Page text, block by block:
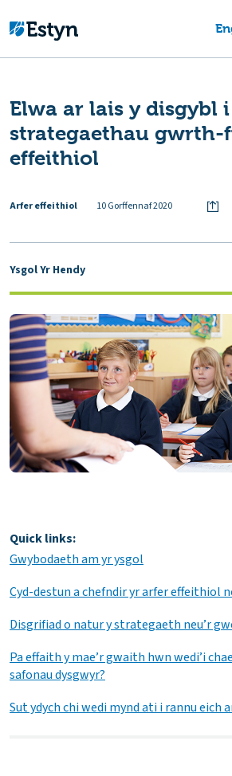
Elwa ar lais y disgybl
strategaethau
effeithiol
Arfer effeithiol 10 Gorffennaf 2020
Ysgol Yr Hendy
Quick links:
Gwybodaeth am yr ysgol
Cyd-destun a chefndir yr arfer effeithiol
Disgrifiad o natur y strategaeth neu’r
Pa effaith y mae’r gwaith hwn wedi’i
safonau dysgwyr?
Sut ydych chi wedi mynd ati i rannu eich